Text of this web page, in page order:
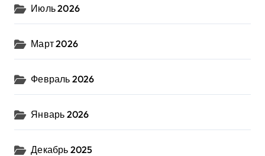
Июль 2026
Март 2026
Февраль 2026
Январь 2026
Декабрь 2025